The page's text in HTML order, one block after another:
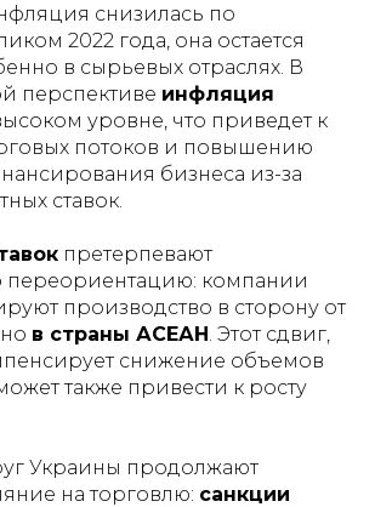
снизилась по
2022 года, она остается
в сырьевых отраслях. В
перспективе инфляция
уровне, что приведет к
потоков и повышению
бизнеса из-за
ставок.
претерпевают
переориентацию: компании
производство в сторону от
в страны АСЕАН. Этот сдвиг,
снижение объемов
также привести к росту
Украины продолжают
на торговлю: санкции